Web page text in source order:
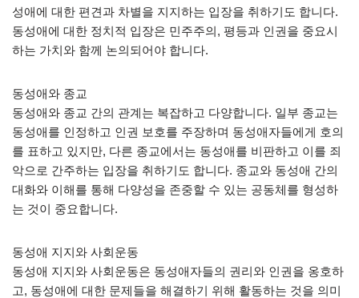
성애에 대한 편견과 차별을 지지하는 입장을 취하기도 합니다.
동성애에 대한 정치적 입장은 민주주의, 평등과 인권을 중요시
하는 가치와 함께 논의되어야 합니다.
동성애와 종교
동성애와 종교 간의 관계는 복잡하고 다양합니다. 일부 종교는
동성애를 인정하고 인권 보호를 주장하며 동성애자들에게 호의
를 표하고 있지만, 다른 종교에서는 동성애를 비판하고 이를 죄
악으로 간주하는 입장을 취하기도 합니다. 종교와 동성애 간의
대화와 이해를 통해 다양성을 존중할 수 있는 공동체를 형성하
는 것이 중요합니다.
동성애 지지와 사회운동
동성애 지지와 사회운동은 동성애자들의 권리와 인권을 옹호하
고, 동성애에 대한 문제들을 해결하기 위해 활동하는 것을 의미